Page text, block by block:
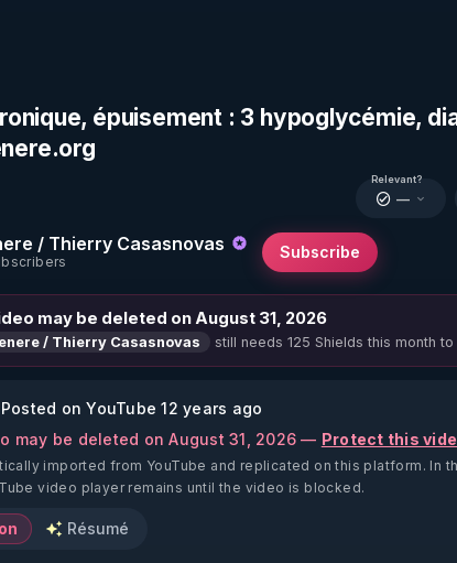
épuisement : 3 hypoglycémie,
/ Thierry Casasnovas Subscribe
Relevant?
—
may be deleted on August 31, 2026
/ Thierry Casasnovas still needs 125 Shields this month
Posted on YouTube 12 years ago
may be deleted on August 31, 2026 — Protect this
imported from YouTube and replicated on this platform. In
video player remains until the video is blocked.
Résumé